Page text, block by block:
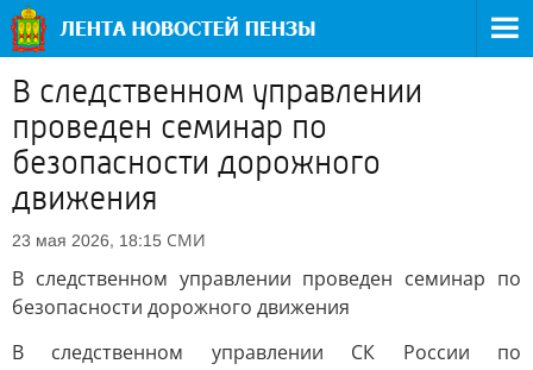
В следственном управлении
проведен семинар по
безопасности дорожного
движения
23 мая 2026, 18:15 СМИ
В следственном управлении проведен семинар по
безопасности дорожного движения
В следственном управлении СК России по